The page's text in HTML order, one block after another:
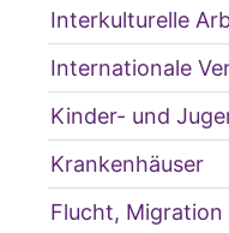
Interkulturelle
Internationale
Kinder- und
Krankenhäuser
Flucht,